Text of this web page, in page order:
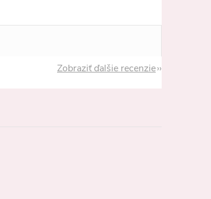
Zobraziť ďalšie recenzie